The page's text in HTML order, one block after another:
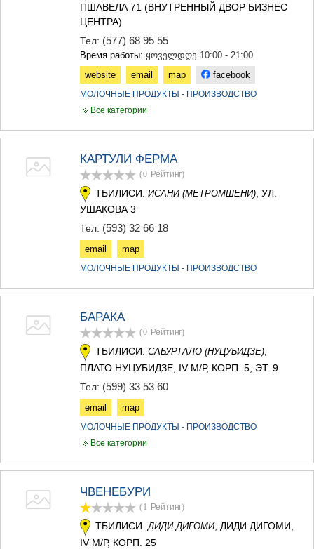
ТЕТРИЦКАРО
ХАШУРИ
ПШАВЕЛА 71 (ВНУТРЕННЫЙ ДВОР БИЗНЕС
ЦЕНТРА)
Тел: (577) 68 95 55
Время работы: ყოველდღე 10:00 - 21:00
website
email map facebook
МОЛОЧНЫЕ ПРОДУКТЫ - ПРОИЗВОДСТВО
Все категории
КАРТУЛИ ФЕРМА
(0 Рейтинг)
ТБИЛИСИ. ИСАНИ (МЕТРОМШЕНИ) , УЛ.
УШАКОВА 3
Тел: (593) 32 66 18
email map
МОЛОЧНЫЕ ПРОДУКТЫ - ПРОИЗВОДСТВО
БАРАКА
(0 Рейтинг)
ТБИЛИСИ. САБУРТАЛО (НУЦУБИДЗЕ),
ПЛАТО НУЦУБИДЗЕ, IV М/Р, КОРП. 5, ЭТ. 9
Тел: (599) 33 53 60
email map
МОЛОЧНЫЕ ПРОДУКТЫ - ПРОИЗВОДСТВО
Все категории
ЧВЕНЕБУРИ
(1 Рейтинг)
ТБИЛИСИ. ДИДИ ДИГОМИ, ДИДИ ДИГОМИ,
IV М/Р, КОРП. 25